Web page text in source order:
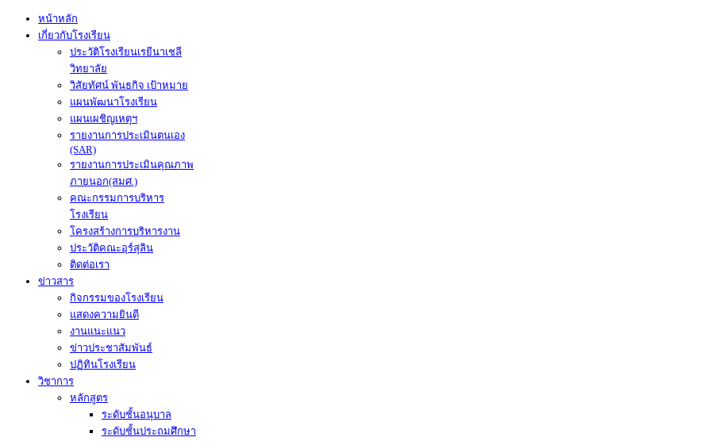
หน้าหลัก
เกี่ยวกับโรงเรียน
ประวัติโรงเรียนเรยีนาเชลี
วิทยาลัย
วิสัยทัศน์ พันธกิจ เป้าหมาย
แผนพัฒนาโรงเรียน
แผนเผชิญเหตุฯ
รายงานการประเมินตนเอง
(SAR)
รายงานการประเมินคุณภาพ
ภายนอก(สมศ.)
คณะกรรมการบริหาร
โรงเรียน
โครงสร้างการบริหารงาน
ประวัติคณะอุร์สุลิน
ติดต่อเรา
ข่าวสาร
กิจกรรมของโรงเรียน
แสดงความยินดี
งานแนะแนว
ข่าวประชาสัมพันธ์
ปฏิทินโรงเรียน
วิชาการ
หลักสูตร
ระดับชั้นอนุบาล
ระดับชั้นประถมศึกษา